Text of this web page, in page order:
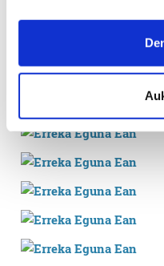
If you allow, we would
Collect
meters
Identify your
specific
Find out more about how
and set your
Guk eta gure bazkideek
prozesatzen ditugu, zure
teknologia erabiliz,
pertsonalizatuak